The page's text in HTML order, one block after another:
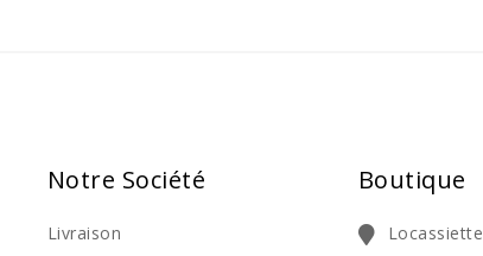
Notre Société
Livraison
Boutique
Locassiette